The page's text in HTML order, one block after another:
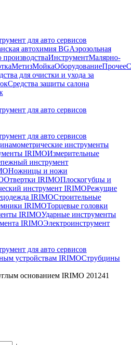
для авто сервисов
автохимия BGАэрозольная
производстваИнструментМалярно-
МетизМойкаОборудованиеПрочее
для очистки и ухода за
Средства защиты салона
для авто сервисов
для авто сервисов
инструменты
IRIMOИзмерительные
инструмент
Ножницы и ножи
Отвертки IRIMOПлоскогубцы и
инструмент IRIMOРежущие
IRIMOСтроительные
IRIMOТорцевые головки
IRIMOУдарные инструменты
IRIMOЭлектроинструмент
для авто сервисов
устройствам IRIMOСтрубцины
основанием IRIMO 201241